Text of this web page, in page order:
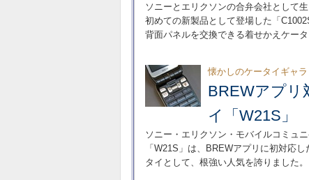
ソニーとエリクソンの合弁会社として
初めての新製品として登場した「
背面パネルを交換できる着せかえケータ
懐かしのケータイギャラ
BREWアプリ
イ「W21S」
ソニー・エリクソン・モバイルコミュ
「W21S」は、BREWアプリに初対応
タイとして、根強い人気を誇りました。